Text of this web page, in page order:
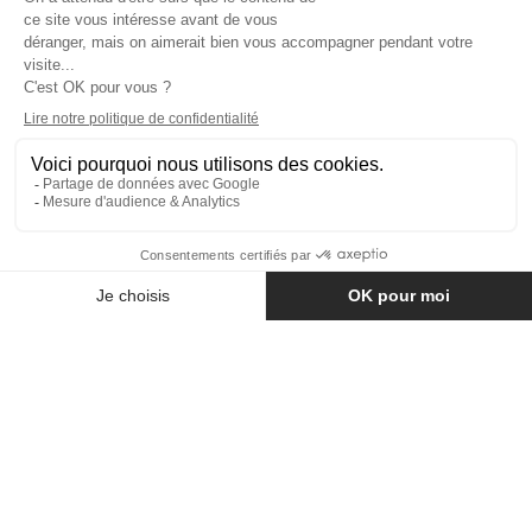
NOTRE SOCIÉTÉ
PRODUITS
Copyright © Fer & Pierre avec coeur par wapiti